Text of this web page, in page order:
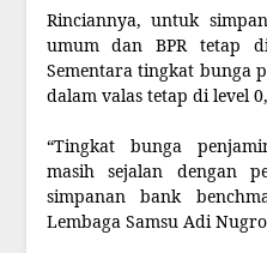
Rinciannya, untuk
umum dan BPR tetap
Sementara tingkat bunga
dalam valas tetap di level
“Tingkat bunga
masih sejalan dengan
simpanan bank
Lembaga Samsu Adi